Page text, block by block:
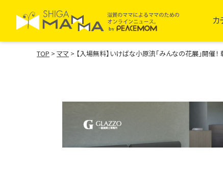
カ
TOP > ママ > 【入場無料】いけばな小原流「みんなの花展」開